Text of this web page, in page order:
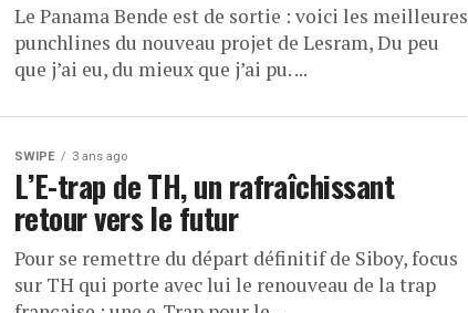
Le Panama Bende est de sortie : voici les meilleures
punchlines du nouveau projet de Lesram, Du peu
que j’ai eu, du mieux que j’ai pu. ...
SWIPE 3 ans ago
L’E-trap de TH, un rafraîchissant
retour vers le futur
Pour se remettre du départ définitif de Siboy, focus
sur TH qui porte avec lui le renouveau de la trap